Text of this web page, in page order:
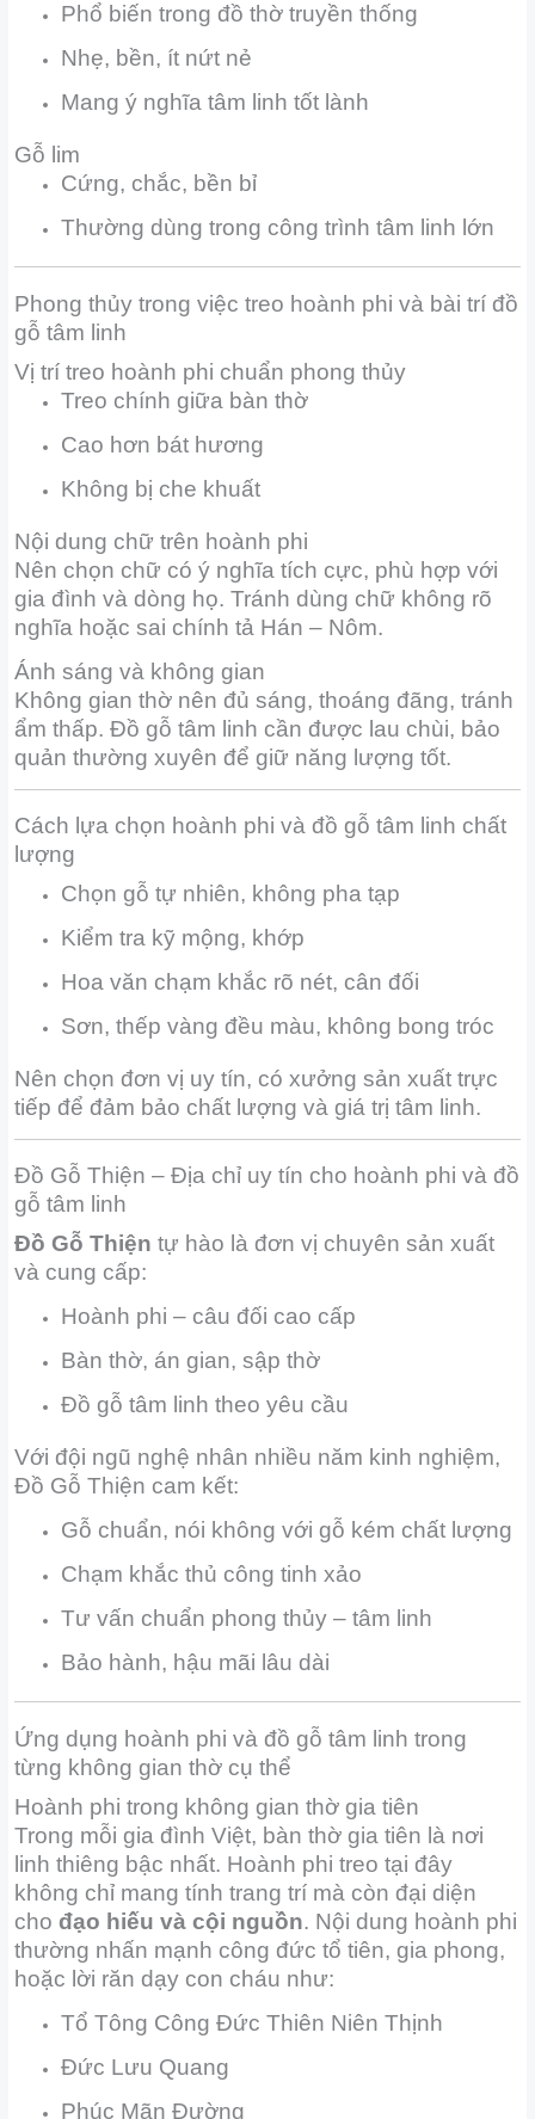
Phổ biến trong đồ thờ truyền thống
Nhẹ, bền, ít nứt nẻ
Mang ý nghĩa tâm linh tốt lành
Gỗ lim
Cứng, chắc, bền bỉ
Thường dùng trong công trình tâm linh lớn
Phong thủy trong việc treo hoành phi và bài trí đồ
gỗ tâm linh
Vị trí treo hoành phi chuẩn phong thủy
Treo chính giữa bàn thờ
Cao hơn bát hương
Không bị che khuất
Nội dung chữ trên hoành phi
Nên chọn chữ có ý nghĩa tích cực, phù hợp với
gia đình và dòng họ. Tránh dùng chữ không rõ
nghĩa hoặc sai chính tả Hán – Nôm.
Ánh sáng và không gian
Không gian thờ nên đủ sáng, thoáng đãng, tránh
ẩm thấp. Đồ gỗ tâm linh cần được lau chùi, bảo
quản thường xuyên để giữ năng lượng tốt.
Cách lựa chọn hoành phi và đồ gỗ tâm linh chất
lượng
Chọn gỗ tự nhiên, không pha tạp
Kiểm tra kỹ mộng, khớp
Hoa văn chạm khắc rõ nét, cân đối
Sơn, thếp vàng đều màu, không bong tróc
Nên chọn đơn vị uy tín, có xưởng sản xuất trực
tiếp để đảm bảo chất lượng và giá trị tâm linh.
Đồ Gỗ Thiện – Địa chỉ uy tín cho hoành phi và đồ
gỗ tâm linh
Đồ Gỗ Thiện tự hào là đơn vị chuyên sản xuất
và cung cấp:
Hoành phi – câu đối cao cấp
Bàn thờ, án gian, sập thờ
Đồ gỗ tâm linh theo yêu cầu
Với đội ngũ nghệ nhân nhiều năm kinh nghiệm,
Đồ Gỗ Thiện cam kết:
Gỗ chuẩn, nói không với gỗ kém chất lượng
Chạm khắc thủ công tinh xảo
Tư vấn chuẩn phong thủy – tâm linh
Bảo hành, hậu mãi lâu dài
Ứng dụng hoành phi và đồ gỗ tâm linh trong
từng không gian thờ cụ thể
Hoành phi trong không gian thờ gia tiên
Trong mỗi gia đình Việt, bàn thờ gia tiên là nơi
linh thiêng bậc nhất. Hoành phi treo tại đây
không chỉ mang tính trang trí mà còn đại diện
chođạo hiếu và cội nguồn. Nội dung hoành phi
thường nhấn mạnh công đức tổ tiên, gia phong,
hoặc lời răn dạy con cháu như:
Tổ Tông Công Đức Thiên Niên Thịnh
Đức Lưu Quang
Phúc Mãn Đường